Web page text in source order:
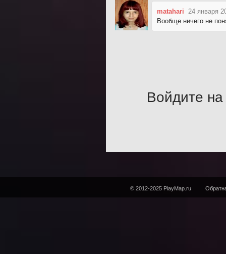
matahari
24 января
Вообще ничего не
Войдите на
© 2012-2025 PlayMap.ru